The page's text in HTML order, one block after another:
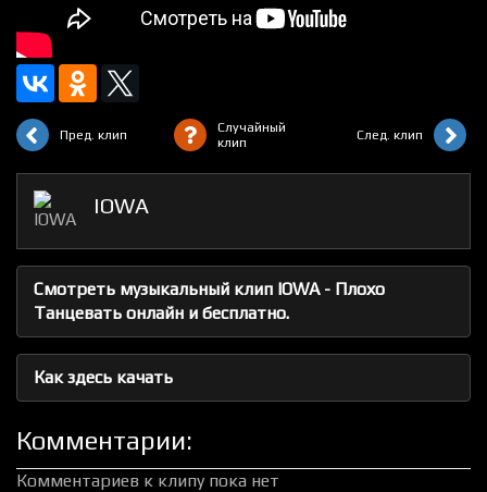
Пред. клип
Случайный
клип
След. клип
IOWA
Смотреть музыкальный клип IOWA - Плохо
Танцевать онлайн и бесплатно.
Как здесь качать
Комментарии:
Комментариев к клипу пока нет